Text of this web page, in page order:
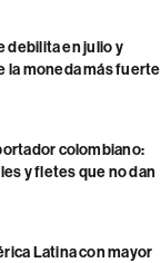
debilita en julio y
la moneda más fuerte
colombiano:
y fletes que no dan
Latina con mayor